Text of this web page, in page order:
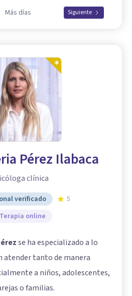
Más días Siguiente
Pérez Ilabaca
clínica
verificado
5
Terapia online
se ha especializado a lo
atender tanto de manera
a niños, adolescentes,
o familias.